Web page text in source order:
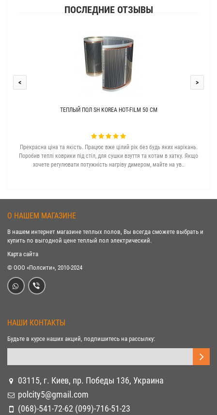
ПОСЛЕДНИЕ ОТЗЫВЫ
ТЕПЛЫЙ ПОЛ SH KOREA HOT-FILM 50 СМ
Прекрасна ціна та якість. Працює вже цілий рік без будь яких нарікань.
Поробив теплі коврики під стіл, для сушки взуття та котам в хатку. Якщо
хочете регулювати потужність нагріву димером, майте на ув..
< >
О НАШЕМ МАГАЗИНЕ
В нашем интернет магазине теплых полов, Вы всегда сможете выбрать и
купить по выгодной цене теплый пол электрический.
Карта сайта
© ООО «Полсити», 2010-2024
НАШИ КОНТАКТЫ
Будьте в курсе наших акций, подпишитесь на рассылку:
03115, г. Киев, пр. Победы 136, Украина
polcity5@gmail.com
(068)-541-72-62 (099)-716-51-23